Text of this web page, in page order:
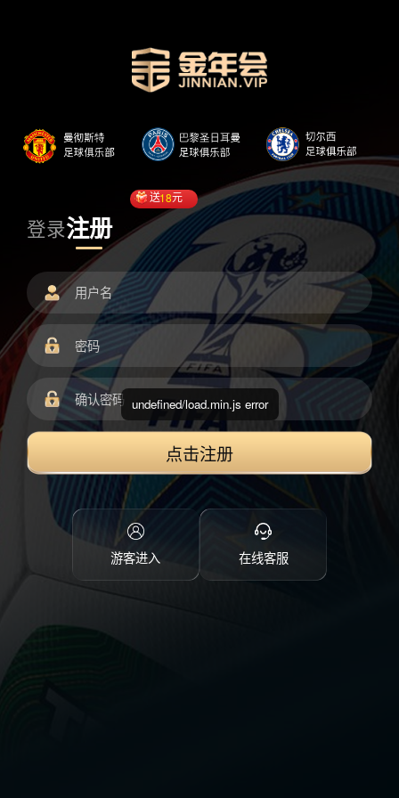
登录注册
送18元
点击注册
游客进入 在线客服
undefined/load.min.js error